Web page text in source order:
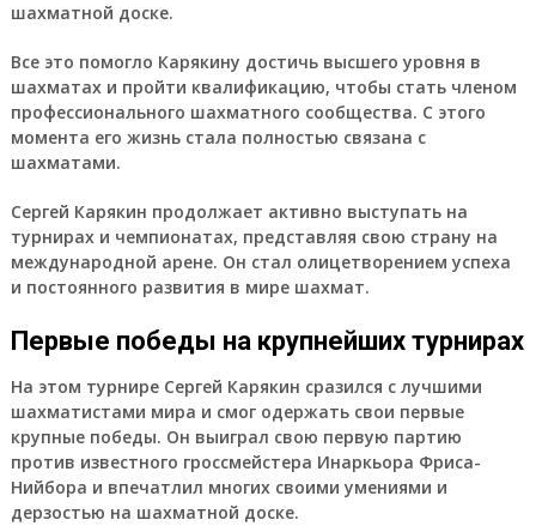
шахматной доске.
Все это помогло Карякину достичь высшего уровня в
шахматах и пройти квалификацию, чтобы стать членом
профессионального шахматного сообщества. С этого
момента его жизнь стала полностью связана с
шахматами.
Сергей Карякин продолжает активно выступать на
турнирах и чемпионатах, представляя свою страну на
международной арене. Он стал олицетворением успеха
и постоянного развития в мире шахмат.
Первые победы на крупнейших турнирах
На этом турнире Сергей Карякин сразился с лучшими
шахматистами мира и смог одержать свои первые
крупные победы. Он выиграл свою первую партию
против известного гроссмейстера Инаркьора Фриса-
Нийбора и впечатлил многих своими умениями и
дерзостью на шахматной доске.